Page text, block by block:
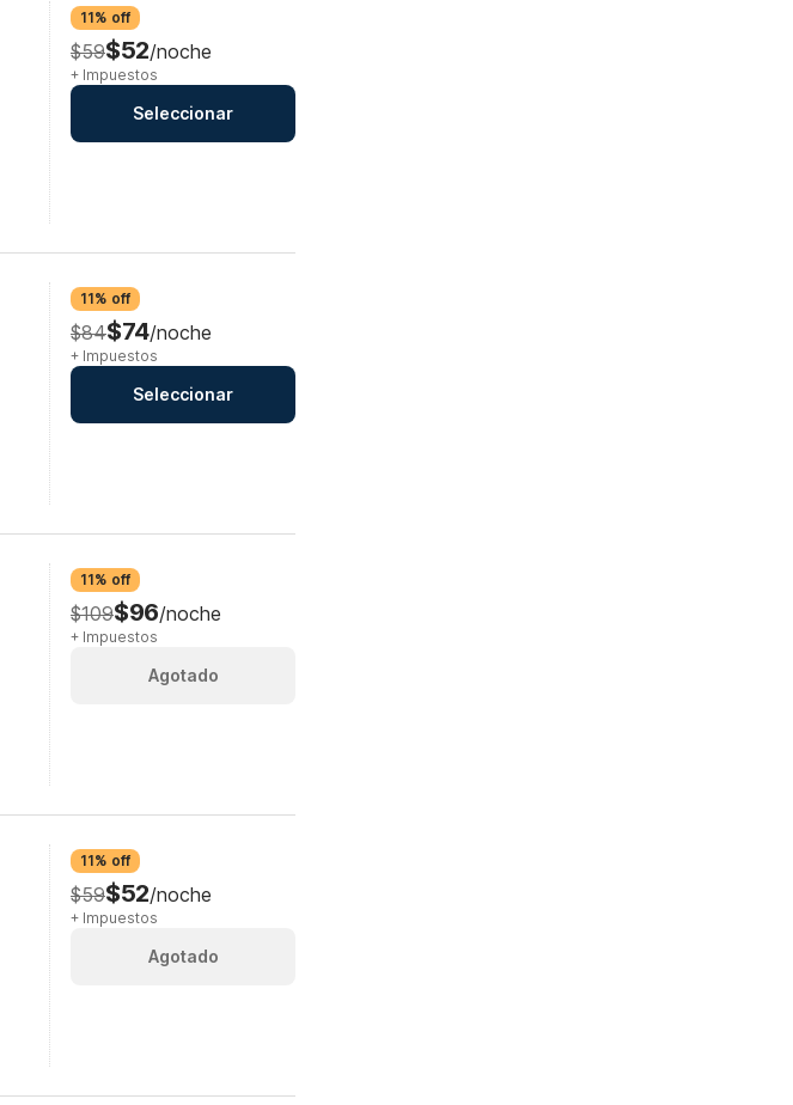
11% off
$59$52/noche
+ Impuestos
Seleccionar
11% off
$84$74/noche
+ Impuestos
Seleccionar
11% off
$109$96/noche
+ Impuestos
Agotado
11% off
$59$52/noche
+ Impuestos
Agotado